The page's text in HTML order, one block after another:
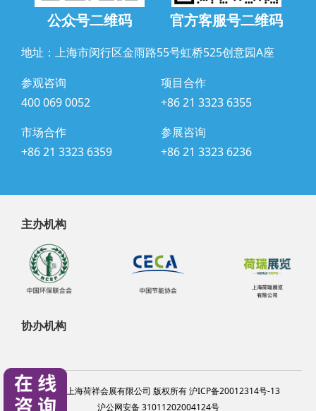
公众号二维码 官方客服号二维码
地址：上海市闵行区金雨路55号虹桥525创意园A座
参观咨询
400 069 0052
项目合作
+86 21 3323 6355
市场合作
+86 21 3323 6359
参展咨询
+86 21 3323 6236
主办机构
协办机构
@2024 上海荷祥会展有限公司 版权所有 沪ICP备20012314号-13
沪公网安备 31011202004124号